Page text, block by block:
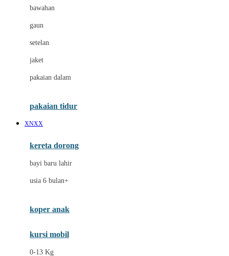
Drew
E
ELC
Ergobaby
Ezyroller
F
bawahan
gaun
setelan
jaket
pakaian dalam
pakaian tidur
XNXX
kereta dorong
bayi baru lahir
usia 6 bulan+
koper anak
kursi mobil
0-13 Kg